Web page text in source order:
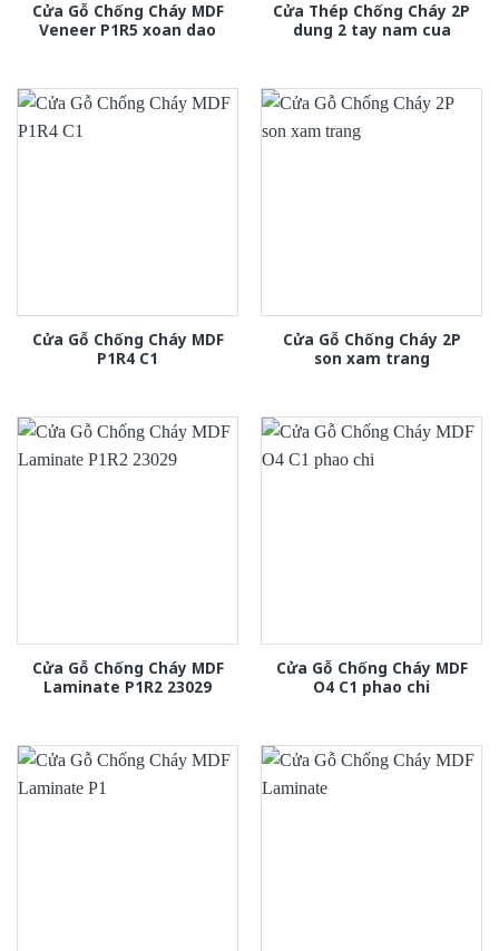
Cửa Gỗ Chống Cháy MDF
Veneer P1R5 xoan dao
Cửa Thép Chống Cháy 2P
dung 2 tay nam cua
Cửa Gỗ Chống Cháy MDF
P1R4 C1
Cửa Gỗ Chống Cháy 2P
son xam trang
Cửa Gỗ Chống Cháy MDF
Laminate P1R2 23029
Cửa Gỗ Chống Cháy MDF
O4 C1 phao chi